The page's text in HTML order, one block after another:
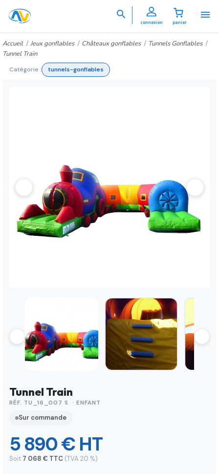

panier
connexion

Accueil Jeux gonflables Châteaux gonflables
Tunnels Gonflables
Tunnel Train
Catégorie : tunnels-gonflables
Tunnel Train
RÉF. TU_16_007 S · ENFANT
Sur commande
5 890 € HT
Soit 7 068 € TTC (TVA 20 %)